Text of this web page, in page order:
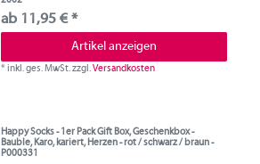
ab 11,95 € *
Artikel anzeigen
*inkl. ges. MwSt.zzgl.Versandkosten
Happy Socks - 1er Pack Gift Box, Geschenkbox -
Bauble, Karo, kariert, Herzen - rot / schwarz / braun -
P000331